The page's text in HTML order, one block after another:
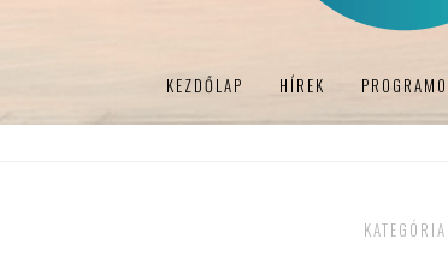
KEZDŐLAP HÍREK
KATEGÓRIA